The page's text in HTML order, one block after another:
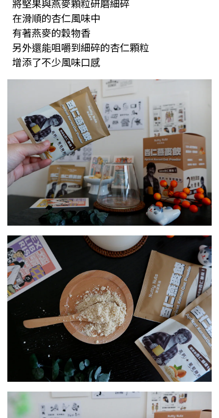
將堅果與燕麥顆粒研磨細碎
在滑順的杏仁風味中
有著燕麥的穀物香
另外還能咀嚼到細碎的杏仁顆粒
增添了不少風味口感